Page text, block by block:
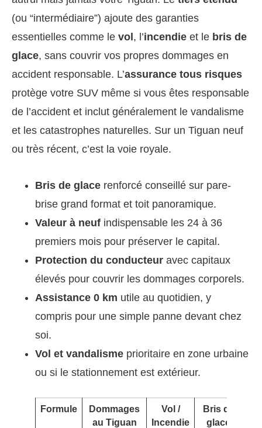
(ou “intermédiaire”) ajoute des garanties
essentielles comme le vol , l’incendie et le bris de
glace, sans couvrir vos propres dommages en
accident responsable. L’assurance tous risques
protège votre SUV même si vous êtes responsable
de l’accident et inclut généralement le vandalisme
et les catastrophes naturelles. Sur un Tiguan neuf
ou très récent, c’est la voie royale.
Bris de glace renforcé conseillé sur pare-
brise grand format et toit panoramique.
Valeur à neuf indispensable les 24 à 36
premiers mois pour préserver le capital.
Protection du conducteur avec capitaux
élevés pour couvrir les dommages corporels.
Assistance 0 km utile au quotidien, y
compris pour une simple panne devant chez
soi.
Vol et vandalisme prioritaire en zone urbaine
ou si le stationnement est extérieur.
Formule
Dommages
au Tiguan
Vol /
Incendie
Bris de
glace